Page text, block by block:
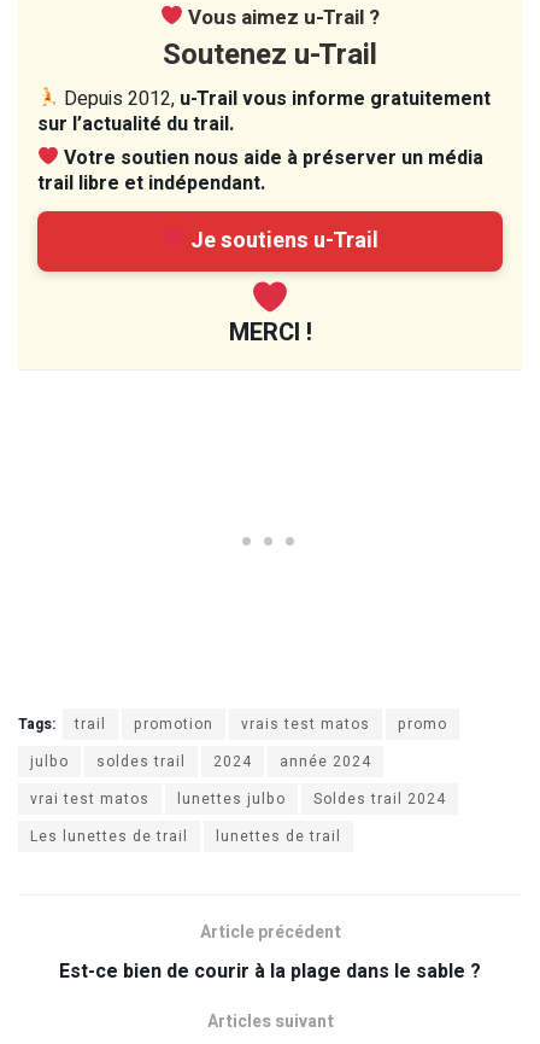
Vous aimez u-Trail ?
Soutenez u-Trail
Depuis 2012, u-Trail vous informe gratuitement
sur l’actualité du trail.
Votre soutien nous aide à préserver un média
trail libre et indépendant.
Je soutiens u-Trail
MERCI !
Tags: trail promotion vrais test matos
promo
julbo
soldes trail 2024
année 2024
vrai test matos
lunettes julbo
Soldes trail 2024
Les lunettes de trail
lunettes de trail
Article précédent
Est-ce bien de courir à la plage dans le sable ?
Articles suivant